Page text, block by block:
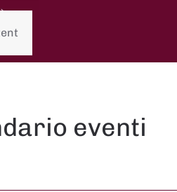
eventi